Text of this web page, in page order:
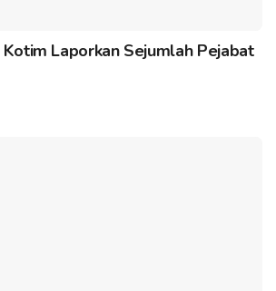
Laporkan Sejumlah Pejabat